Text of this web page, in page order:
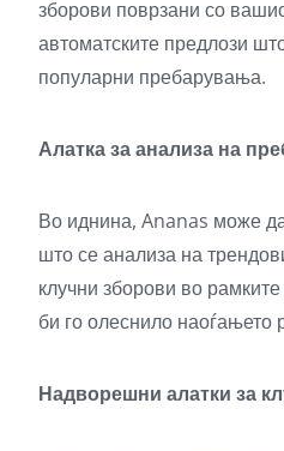
зборови поврзани со
автоматските предлози
популарни пребарувања.
Алатка за анализа на
Во иднина, Ananas може
што се анализа на
клучни зборови во
би го олеснило наоѓањето
Надворешни алатки за